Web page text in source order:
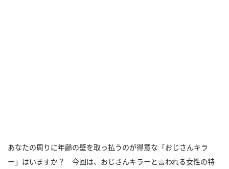
あなたの周りに年齢の壁を取っ払うのが得意な「おじさんキラ
ー」はいますか？ 今回は、おじさんキラーと言われる女性の特